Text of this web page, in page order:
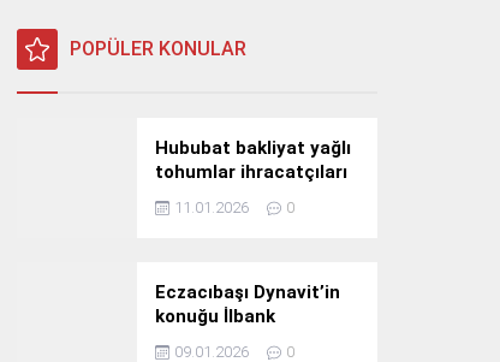
POPÜLER KONULAR
Hububat bakliyat yağlı
tohumlar ihracatçıları
Güney Kore yolcusu
11.01.2026 0
Eczacıbaşı Dynavit’in
konuğu İlbank
09.01.2026 0